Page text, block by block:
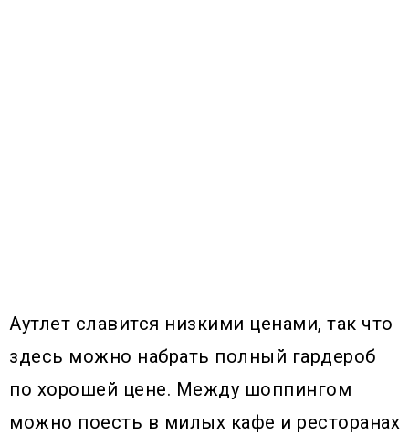
Аутлет славится низкими ценами, так что
здесь можно набрать полный гардероб
по хорошей цене. Между шоппингом
можно поесть в милых кафе и ресторанах